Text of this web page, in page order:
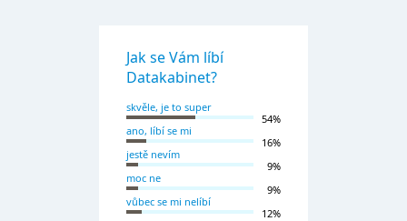
Jak se Vám líbí
Datakabinet?
skvěle, je to super
54%
ano, líbí se mi
16%
jestě nevím
9%
moc ne
9%
vůbec se mi nelíbí
12%